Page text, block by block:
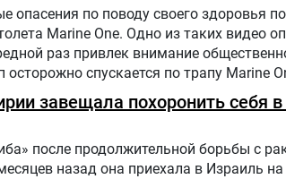
по поводу своего здоровья
Marine One. Одно из таких видео
раз привлек внимание
спускается по трапу Marine
журналист.
завещала похоронить себя
после продолжительной борьбы с
назад она приехала в Израиль